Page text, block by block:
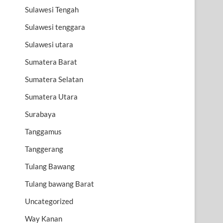
Sulawesi Tengah
Sulawesi tenggara
Sulawesi utara
Sumatera Barat
Sumatera Selatan
Sumatera Utara
Surabaya
Tanggamus
Tanggerang
Tulang Bawang
Tulang bawang Barat
Uncategorized
Way Kanan